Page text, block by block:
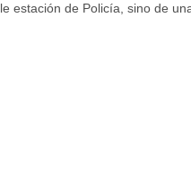
estación de Policía, sino de